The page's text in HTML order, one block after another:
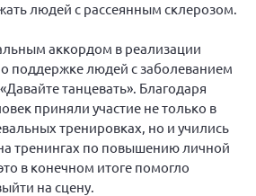
служба
Черненко Д.Е.
Валюх М.В.
А.В.
Цикорин И.В.
Л.В.
людей с рассеянным склерозом.
аккордом в реализации
поддержке людей с заболеванием
танцевать». Благодаря
приняли участие не только в
тренировках, но и учились
тренингах по повышению личной
в конечном итоге помогло
на сцену.